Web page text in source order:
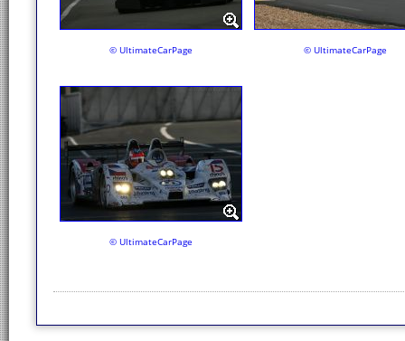
© UltimateCarPage © UltimateCarPage
© UltimateCarPage